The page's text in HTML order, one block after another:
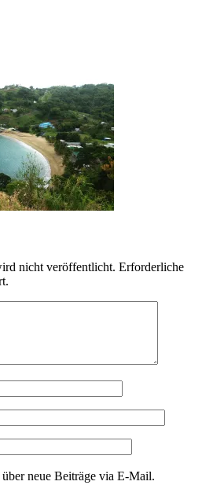
nicht veröffentlicht. Erforderliche
neue Beiträge via E-Mail.